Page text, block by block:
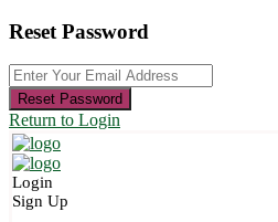
Reset Password
Reset Password
Return to Login
Login
Sign Up